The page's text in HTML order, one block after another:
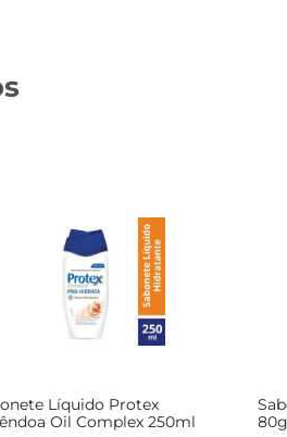
apenas limpeza, mas também
Líquido Protex
Oil Complex 250ml